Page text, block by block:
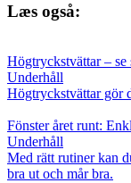
Læs også:
Högtryckstvättar –
Underhåll
Högtryckstvättar gör
Fönster året runt:
Underhåll
Med rätt rutiner kan
bra ut och mår bra.